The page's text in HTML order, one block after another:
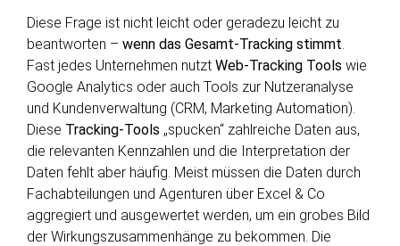
Diese Frage ist nicht leicht oder geradezu leicht zu
beantworten – wenn das Gesamt-Tracking stimmt.
Fast jedes Unternehmen nutzt Web-Tracking Tools wie
Google Analytics oder auch Tools zur Nutzeranalyse
und Kundenverwaltung (CRM, Marketing Automation).
Diese Tracking-Tools „spucken“ zahlreiche Daten aus,
die relevanten Kennzahlen und die Interpretation der
Daten fehlt aber häufig. Meist müssen die Daten durch
Fachabteilungen und Agenturen über Excel & Co
aggregiert und ausgewertet werden, um ein grobes Bild
der Wirkungszusammenhänge zu bekommen. Die